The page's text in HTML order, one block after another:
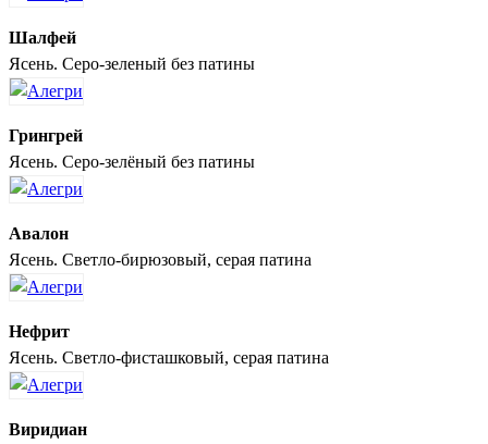
Шалфей
Ясень. Серо-зеленый без патины
Грингрей
Ясень. Серо-зелёный без патины
Авалон
Ясень. Светло-бирюзовый, серая патина
Нефрит
Ясень. Светло-фисташковый, серая патина
Виридиан